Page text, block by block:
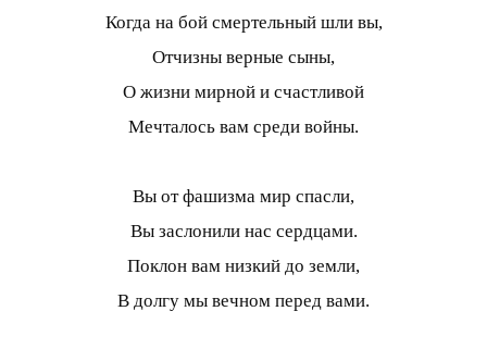
Когда на бой смертельный шли вы,
Отчизны верные сыны,
О жизни мирной и счастливой
Мечталось вам среди войны.
Вы от фашизма мир спасли,
Вы заслонили нас сердцами.
Поклон вам низкий до земли,
В долгу мы вечном перед вами.